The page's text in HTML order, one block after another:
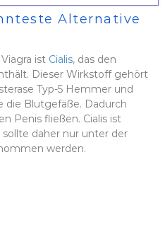
Alternative
ist Cialis, das den
Dieser Wirkstoff gehört
Typ-5 Hemmer und
die Blutgefäße. Dadurch
Penis fließen. Cialis ist
daher nur unter der
werden.